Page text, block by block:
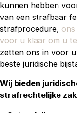
kunnen hebben
van een strafbaar
strafprocedure,
voor u klaar om u
zetten ons in voor
beste juridische
Wij bieden
strafrechtelijke